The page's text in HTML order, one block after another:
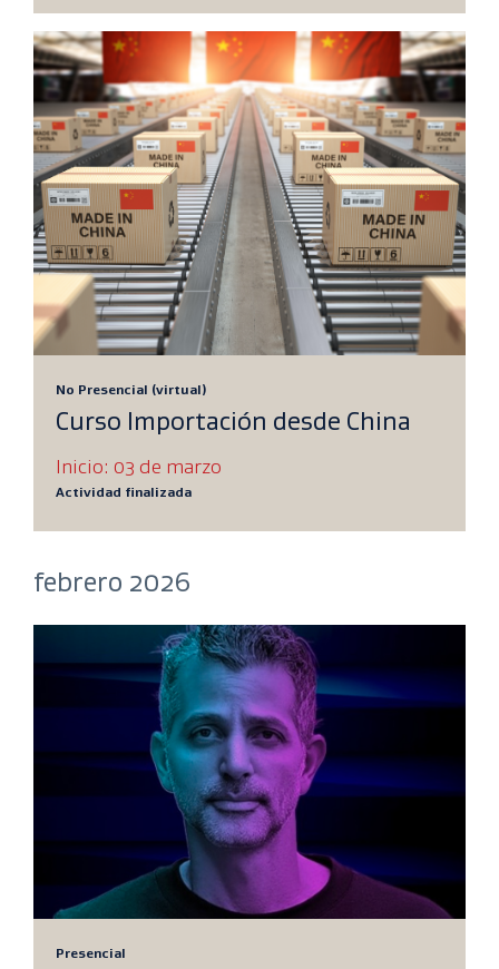
No Presencial (virtual)
Curso Importación desde China
Inicio: 03 de marzo
Actividad finalizada
febrero 2026
Presencial